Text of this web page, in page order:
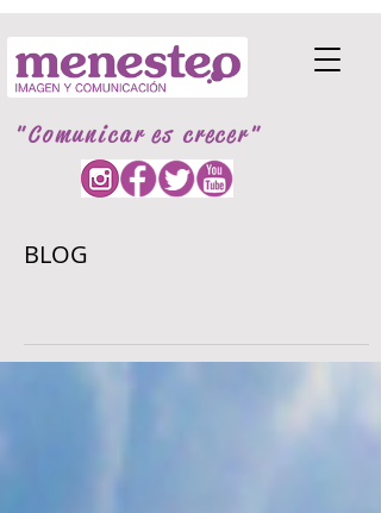
"Comunicar es crecer"
BLOG